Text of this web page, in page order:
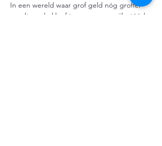
In een wereld waar grof geld nóg groffer
wordt en de kloof tussen arm en rijk stééds